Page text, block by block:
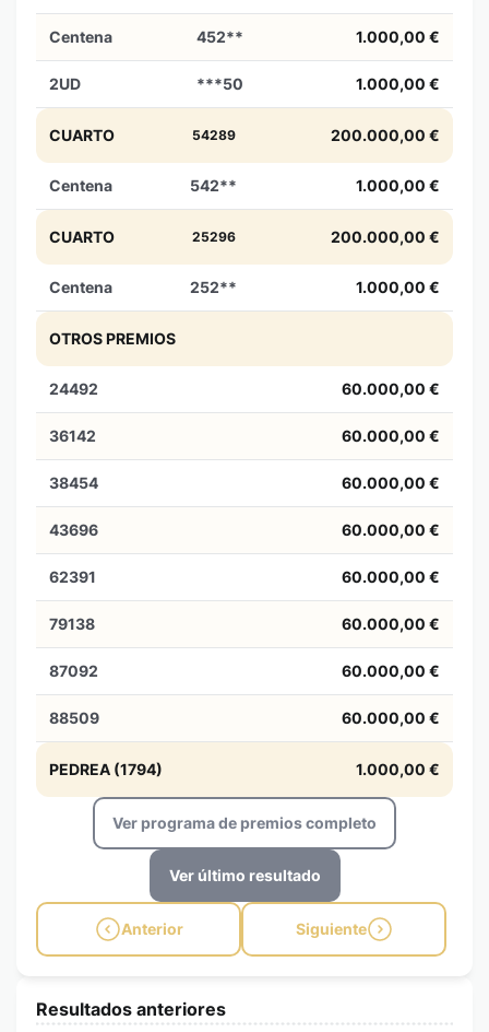
Centena 452** 1.000,00 €
2UD ***50 1.000,00 €
CUARTO 54289 200.000,00 €
Centena 542** 1.000,00 €
CUARTO 25296 200.000,00 €
Centena 252** 1.000,00 €
OTROS PREMIOS
24492 60.000,00 €
36142 60.000,00 €
38454 60.000,00 €
43696 60.000,00 €
62391 60.000,00 €
79138 60.000,00 €
87092 60.000,00 €
88509 60.000,00 €
PEDREA (1794) 1.000,00 €
Ver programa de premios completo
Ver último resultado
Anterior Siguiente
Resultados anteriores